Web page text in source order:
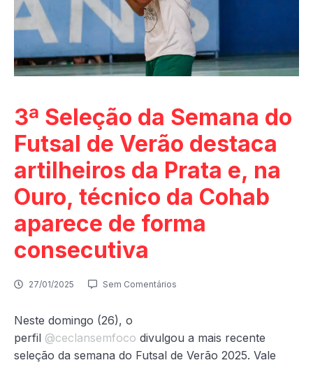
3ª Seleção da Semana do
Futsal de Verão destaca
artilheiros da Prata e, na
Ouro, técnico da Cohab
aparece de forma
consecutiva
27/01/2025 Sem Comentários
Neste domingo (26), o
perfil @ceclansemfoco divulgou a mais recente
seleção da semana do Futsal de Verão 2025. Vale